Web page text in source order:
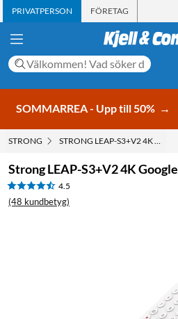
PRIVATPERSON FÖRETAG
SOMMARREA - Upp till 50% →
STRONG STRONG LEAP-S3+V2 4K
Strong LEAP-S3+V2 4K
4.5
(48 kundbetyg)